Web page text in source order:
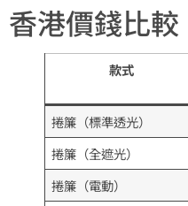
香港價錢比較
款式
捲簾（標準透光）
捲簾（全遮光）
捲簾（電動）